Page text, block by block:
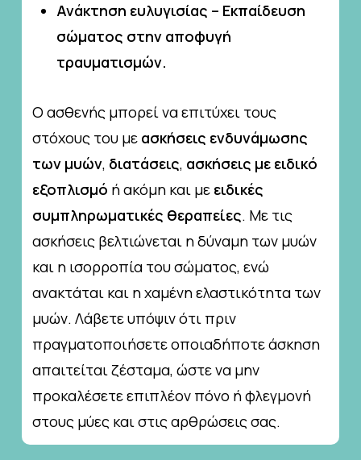
Ανάκτηση ευλυγισίας – Εκπαίδευση
σώματος στην αποφυγή
τραυματισμών.
Ο ασθενής μπορεί να επιτύχει τους
στόχους του με ασκήσεις ενδυνάμωσης
των μυών, διατάσεις, ασκήσεις με ειδικό
εξοπλισμό ή ακόμη και με ειδικές
συμπληρωματικές θεραπείες. Με τις
ασκήσεις βελτιώνεται η δύναμη των μυών
και η ισορροπία του σώματος, ενώ
ανακτάται και η χαμένη ελαστικότητα των
μυών. Λάβετε υπόψιν ότι πριν
πραγματοποιήσετε οποιαδήποτε άσκηση
απαιτείται ζέσταμα, ώστε να μην
προκαλέσετε επιπλέον πόνο ή φλεγμονή
στους μύες και στις αρθρώσεις σας.